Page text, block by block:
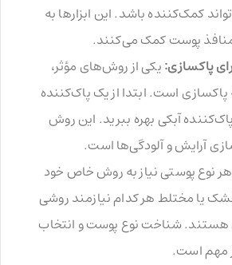
کمک‌کننده باشد. این ابزارها به
پوست کمک می‌کنند.
پاکسازی:یکی از روش‌های مؤثر،
پاکسازی است. ابتدا از یک پاک‌کننده
آبکی بهره ببرید. این روش
آرایش و آلودگی‌ها است.
هر نوع پوستی نیاز به روش خاص خود
یا مختلط هر کدام نیازمند روشی
هستند. شناخت نوع پوست و انتخاب
مهم است.